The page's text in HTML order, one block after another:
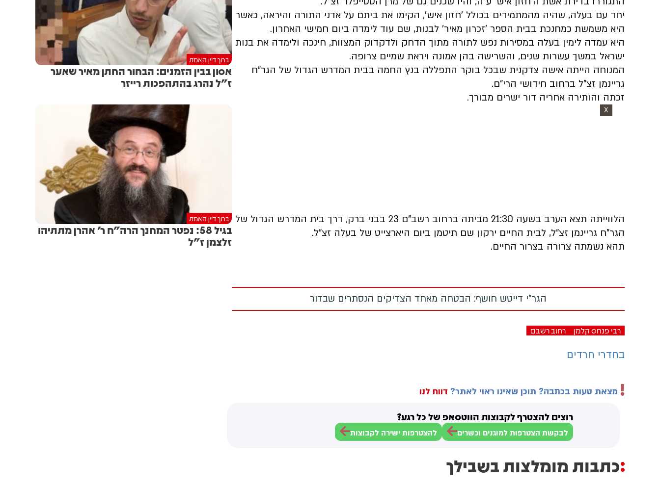
יחד עם בעלה, שהיה מהמתמידים בכולל 'חזון איש', הקימו את ביתם על אדני התורה והיראה, כאשר
היא משמשת כמחנכת בבית הספר 'זכרון מאיר' לבנות, שם עוד לימדה ביום חמישי האחרון.
היא עמדה לימין בעלה במסירות נפש לתורה מתוך הדחק ולדקדוק המצוות, חינכה ולימדה את בנות
ישראל במשך עשרות שנים, והשרישה בהן אמונה ויראת שמיים צרופה.
המנוחה הייתה אישה צדקנית שבכל בוקר התפללה בנץ החמה בבית המדרש הגדול של הגר"ח
גריינמן זצ"ל ברחוב חידושי הרי"ם.
זכתה והותירה אחריה דור ישרים מבורך.
X
הלווייתה תצא הערב בשעה 21:30 מביתה ברחוב רשב"ם 23 בבני ברק, דרך בית המדרש הגדול של
הגר"ח גריינמן זצ"ל, לבית החיים ירקון שם תיטמן ביום היארצייט של בעלה זצ"ל.
תהא נשמתה צרורה בצרור החיים.
הגר"י דייטש חושף: הבטחה מאחד הצדיקים הנסתרים שבדור
רבי פנחס קלמן רחוב רשבם
בחדרי חרדים
מצאת טעות בכתבה? תוכן שאינו ראוי לאתר? דווח לנו
רוצים להצטרף לקבוצות הווטסאפ של כל רגע?
לבקשת הצטרפות למוגנים וכשרים להצטרפות ישירה לקבוצות
כתבות מומלצות בשבילך
ברוך דיין האמת
אסון בבין הזמנים: הבחור החתן מאיר שאער
ז"ל נהרג בהתהפכות רייזר
ברוך דיין האמת
בגיל 58: נפטר המחנך הרה"ח ר' אהרן מתתיהו
זלצמן ז"ל